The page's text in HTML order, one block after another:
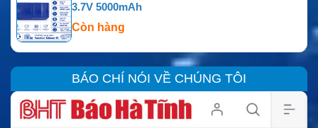
3.7V 5000mAh
Còn hàng
BÁO CHÍ NÓI VỀ CHÚNG TÔI